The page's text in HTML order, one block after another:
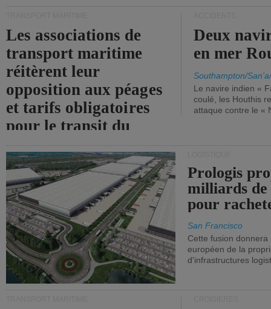
Les associations de
transport maritime
réitèrent leur
opposition aux péages
et tarifs obligatoires
pour le transit du
Deux
en mer
Southampton/
Le navire indien «
coulé, les Houthis
attaque contre le «
Prologis
milliards
pour
San Francisco
Cette fusion
européen de la
d'infrastructures